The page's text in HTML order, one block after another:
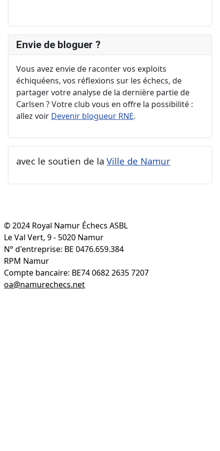
Envie de bloguer ?
Vous avez envie de raconter vos exploits
échiquéens, vos réflexions sur les échecs, de
partager votre analyse de la dernière partie de
Carlsen ? Votre club vous en offre la possibilité :
allez voir Devenir blogueur RNE.
avec le soutien de la Ville de Namur
© 2024 Royal Namur Échecs ASBL
Le Val Vert, 9 - 5020 Namur
N° d'entreprise: BE 0476.659.384
RPM Namur
Compte bancaire: BE74 0682 2635 7207
oa@namurechecs.net